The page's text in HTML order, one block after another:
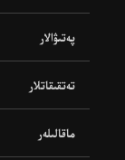
پەتىۋالار
تەتقىقاتلار
ماقالىلەر